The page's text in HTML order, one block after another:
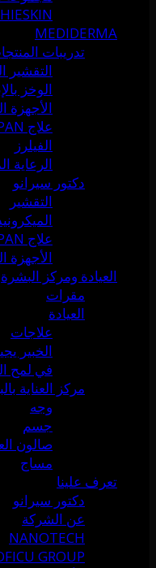
MEDIDERMA
تدريبات
التقشير
الوخز
الأجهزة
علاج PAN
الفيلرز
الرعاية
دكتور سيرانو
التقشير
علاج PAN
الأجهزة
العيادة ومركز البشرة
مقرات
العيادة
علاجات
الخبير
في لمح
مركز العناية
وجه
جسم
صالون
مساج
تعرف علينا
دكتور سيرانو
عن الشركة
NANOTECH
GROUP